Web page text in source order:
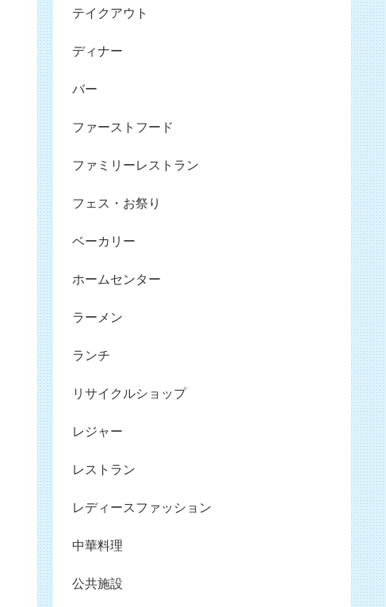
テイクアウト
ディナー
バー
ファーストフード
ファミリーレストラン
フェス・お祭り
ベーカリー
ホームセンター
ラーメン
ランチ
リサイクルショップ
レジャー
レストラン
レディースファッション
中華料理
公共施設